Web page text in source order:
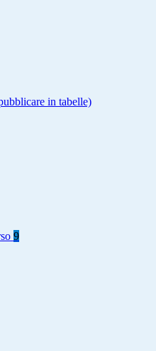
in tabelle)
9